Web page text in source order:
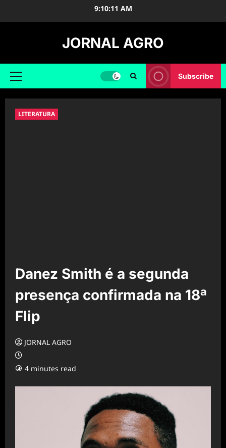
9:10:13 AM
JORNAL AGRO
Primary
Subscribe
LITERATURA
Danez Smith é a segunda
presença confirmada na 18ª
Flip
JORNAL AGRO
4 minutes read